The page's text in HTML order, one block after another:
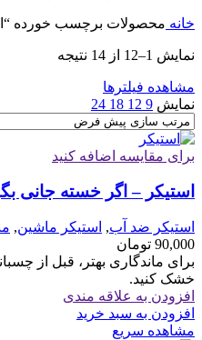
خانه محصولات برچسب خورده
نمایش 1–12 از 14 نتیجه
مشاهده فیلترها
نمایش 9
12
18
24
برای مقایسه اضافه کنید
استیکر – اگر خسته جانی
استیکر ضد آب, استیکر ماشین,
90,000 تومان
برای ماندگاری بهتر، قبل از
خشک کنید.
افزودن به علاقه مندی
افزودن به سبد خرید
مشاهده سریع